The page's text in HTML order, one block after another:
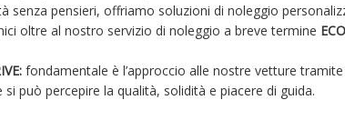
senza pensieri, offriamo soluzioni di noleggio
oltre al nostro servizio di noleggio a breve termine
fondamentale è l’approccio alle nostre vetture
si può percepire la qualità, solidità e piacere di guida.